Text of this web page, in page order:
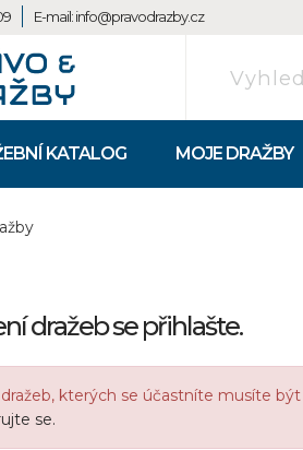
E-mail: info@pravodrazby.cz
KATALOG MOJE DRAŽBY
dražeb se přihlašte.
kterých se účastníte musíte být
se.